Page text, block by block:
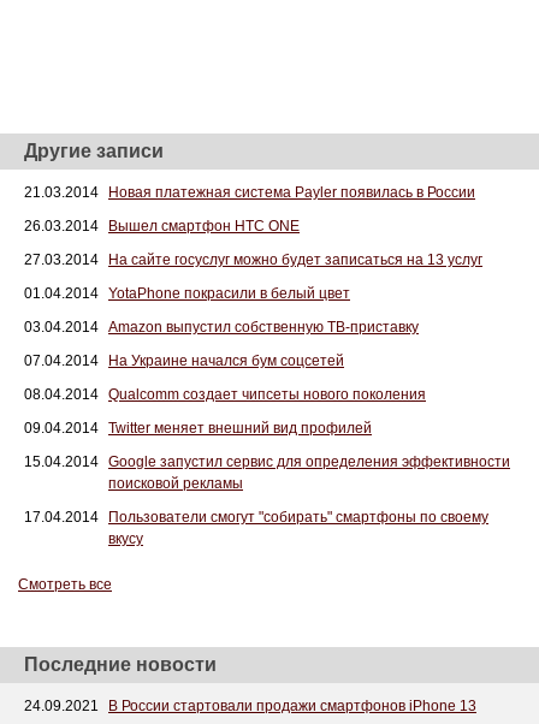
Другие записи
21.03.2014
Новая платежная система Payler появилась в России
26.03.2014
Вышел смартфон HTC ONE
27.03.2014
На сайте госуслуг можно будет записаться на 13 услуг
01.04.2014 YotaPhone покрасили в белый цвет
03.04.2014 Amazon выпустил собственную ТВ-приставку
07.04.2014
На Украине начался бум соцсетей
08.04.2014 Qualcomm создает чипсеты нового поколения
09.04.2014 Twitter меняет внешний вид профилей
15.04.2014 Google запустил сервис для определения эффективности
поисковой рекламы
17.04.2014
Пользователи смогут "собирать" смартфоны по своему
вкусу
Смотреть все
Последние новости
24.09.2021
В России стартовали продажи смартфонов iPhone 13